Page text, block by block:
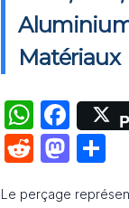
Activation de
Œuvre et Modèle
Route
Audit de
Interne et
Word
Matériaux
W
h
at
s
F
a
c
e
R
M
Le perçage